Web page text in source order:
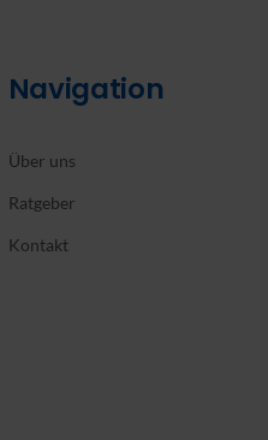
Navigation
Über uns
Ratgeber
Kontakt